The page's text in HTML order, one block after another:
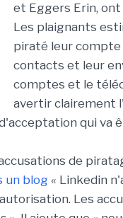
et Eggers Erin,
Les plaignants
piraté leur
contacts et leur
comptes et le
avertir clairement
qui va
de
un blog « Linkedin
Les